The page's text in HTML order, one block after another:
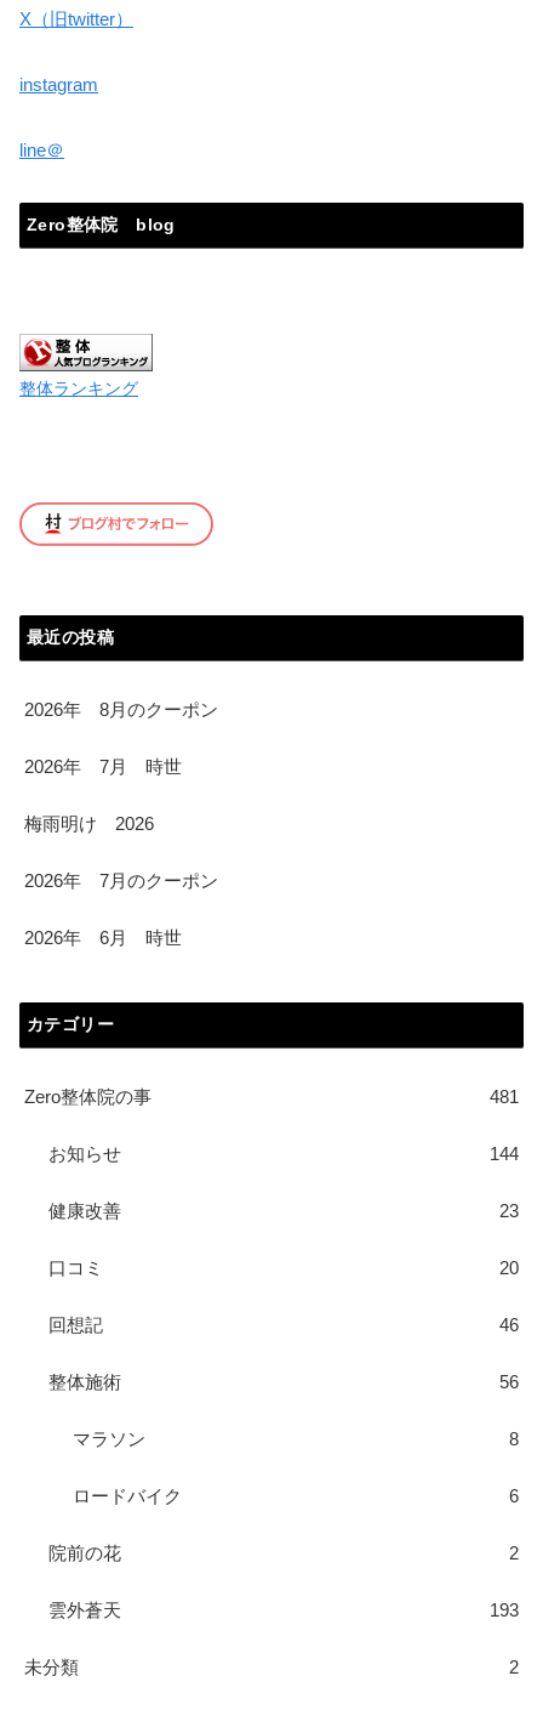
X（旧twitter）
instagram
line＠
Zero整体院 blog
整体ランキング
最近の投稿
2026年 8月のクーポン
2026年 7月 時世
梅雨明け 2026
2026年 7月のクーポン
2026年 6月 時世
カテゴリー
Zero整体院の事 481
お知らせ 144
健康改善 23
口コミ 20
回想記 46
整体施術 56
マラソン 8
ロードバイク 6
院前の花 2
雲外蒼天 193
未分類 2